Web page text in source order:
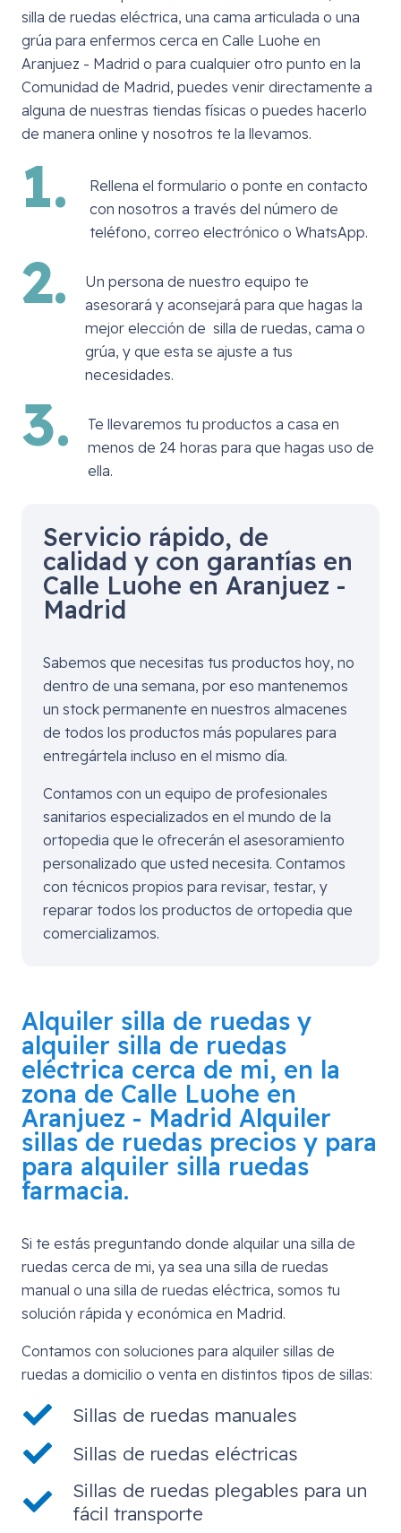
silla de ruedas eléctrica, una cama articulada o una
grúa para enfermos cerca en Calle Luohe en
Aranjuez - Madrid o para cualquier otro punto en la
Comunidad de Madrid, puedes venir directamente a
alguna de nuestras tiendas físicas o puedes hacerlo
de manera online y nosotros te la llevamos.
1.
Rellena el formulario o ponte en contacto
con nosotros a través del número de
teléfono, correo electrónico o WhatsApp.
2.
Un persona de nuestro equipo te
asesorará y aconsejará para que hagas la
mejor elección de silla de ruedas, cama o
grúa, y que esta se ajuste a tus
necesidades.
3.
Te llevaremos tu productos a casa en
menos de 24 horas para que hagas uso de
ella.
Servicio rápido, de
calidad y con garantías en
Calle Luohe en Aranjuez -
Madrid
Sabemos que necesitas tus productos hoy, no
dentro de una semana, por eso mantenemos
un stock permanente en nuestros almacenes
de todos los productos más populares para
entregártela incluso en el mismo día.
Contamos con un equipo de profesionales
sanitarios especializados en el mundo de la
ortopedia que le ofrecerán el asesoramiento
personalizado que usted necesita. Contamos
con técnicos propios para revisar, testar, y
reparar todos los productos de ortopedia que
comercializamos.
Alquiler silla de ruedas y
alquiler silla de ruedas
eléctrica cerca de mi, en la
zona de Calle Luohe en
Aranjuez - Madrid Alquiler
sillas de ruedas precios y para
para alquiler silla ruedas
farmacia.
Si te estás preguntando donde alquilar una silla de
ruedas cerca de mi, ya sea una silla de ruedas
manual o una silla de ruedas eléctrica, somos tu
solución rápida y económica en Madrid.
Contamos con soluciones para alquiler sillas de
ruedas a domicilio o venta en distintos tipos de sillas:
Sillas de ruedas manuales
Sillas de ruedas eléctricas
Sillas de ruedas plegables para un
fácil transporte